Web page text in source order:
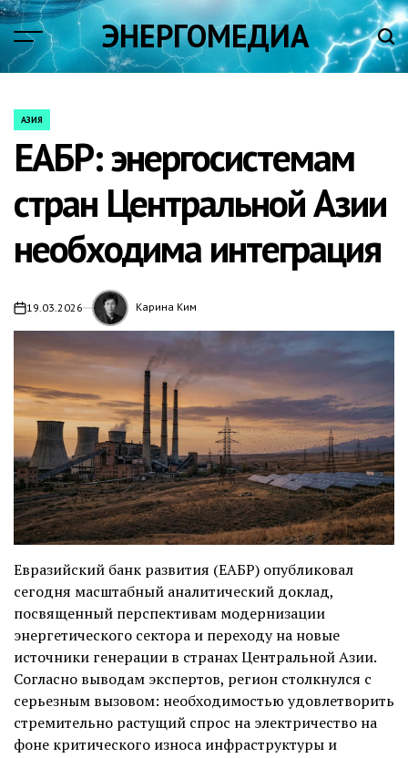
Skip
content
ЭНЕРГОМЕДИА
POSTED
АЗИЯ
ЕАБР: энергосистемам
стран Центральной Азии
необходима интеграция
on19.03.2026 Карина Ким
Евразийский банк развития (ЕАБР) опубликовал
сегодня масштабный аналитический доклад,
посвященный перспективам модернизации
энергетического сектора и переходу на новые
источники генерации в странах Центральной Азии.
Согласно выводам экспертов, регион столкнулся с
серьезным вызовом: необходимостью удовлетворить
стремительно растущий спрос на электричество на
фоне критического износа инфраструктуры и